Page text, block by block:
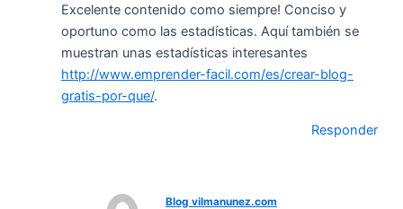
Excelente contenido como siempre! Conciso y
oportuno como las estadísticas. Aquí también se
muestran unas estadísticas interesantes
http://www.emprender-facil.com/es/crear-blog-
gratis-por-que/.
Responder
Blog vilmanunez.com